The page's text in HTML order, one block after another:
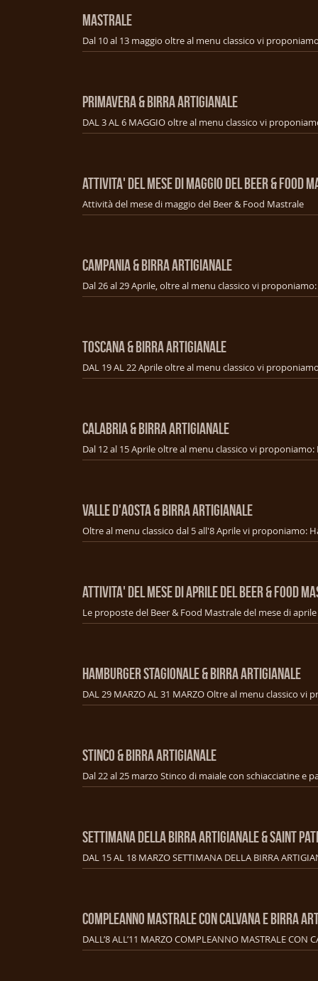
MASTRALE
PRIMAVERA & BIRRA ARTIGIANALE
ATTIVITA' DEL MESE DI MAGGIO DEL BEER & FOOD
Attività del mese di maggio del Beer & Food Mastrale
CAMPANIA & BIRRA ARTIGIANALE
TOSCANA & BIRRA ARTIGIANALE
CALABRIA & BIRRA ARTIGIANALE
VALLE D'AOSTA & BIRRA ARTIGIANALE
ATTIVITA' DEL MESE DI APRILE DEL BEER & FOOD
HAMBURGER STAGIONALE & BIRRA ARTIGIANALE
STINCO & BIRRA ARTIGIANALE
SETTIMANA DELLA BIRRA ARTIGIANALE & SAINT
COMPLEANNO MASTRALE CON CALVANA E BIRRA